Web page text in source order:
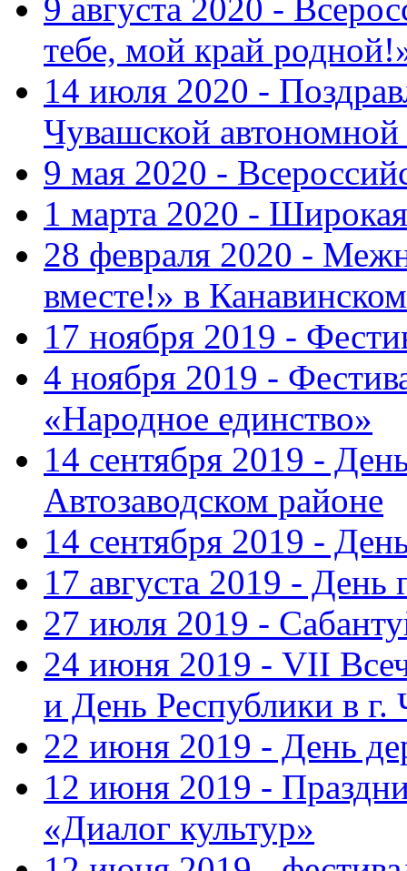
9 августа 2020 -
тебе, мой край
14 июля 2020 -
Чувашской автономной
9 мая 2020 -
1 марта 2020 -
28 февраля 2020 -
вместе!» в
17 ноября 2019 -
4 ноября 2019 -
«Народное единство»
14 сентября 2019 -
Автозаводском районе
14 сентября 2019 -
17 августа 2019 -
27 июля 2019 -
24 июня 2019 - VII
и День Республики в г.
22 июня 2019 - День
12 июня 2019 -
«Диалог культур»